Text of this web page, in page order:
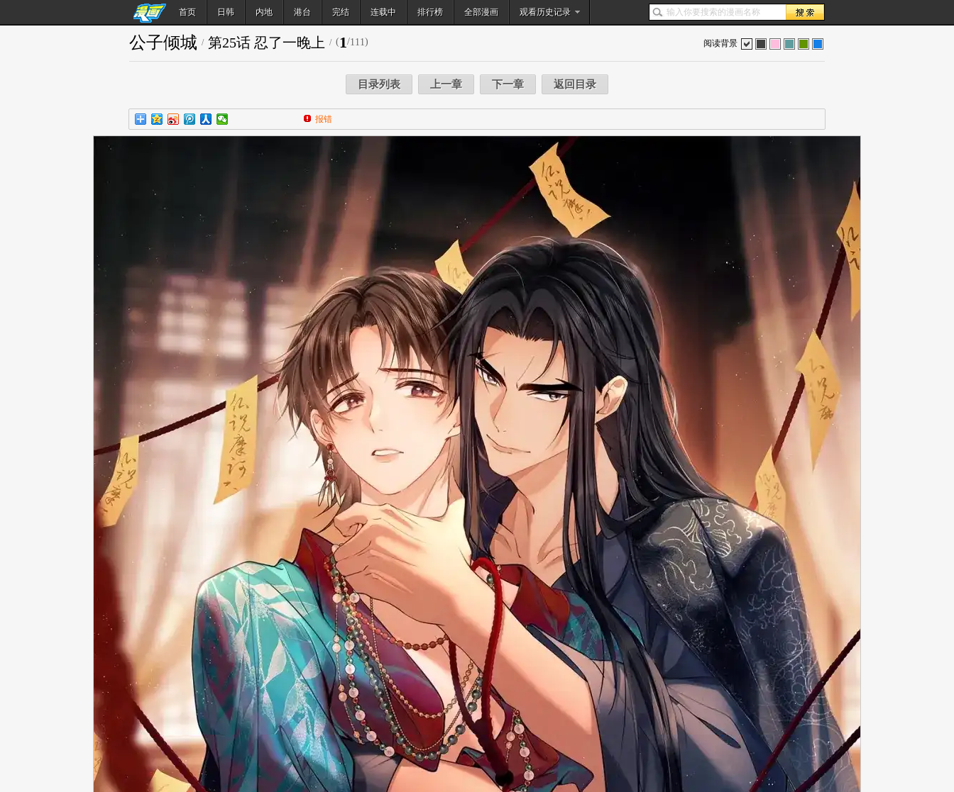
首页 日韩 内地 港台 完结 连载中 排行榜 全部漫画 观看历史记录
搜索
阅读背景
公子倾城 / 第25话 忍了一晚上 / (1/111)
目录列表 上一章 下一章 返回目录
报错